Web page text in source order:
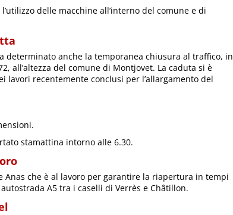
delle macchine all’interno del comune e di
determinato anche la temporanea chiusura al traffico, in
all’altezza del comune di Montjovet. La caduta si è
recentemente conclusi per l’allargamento del
stamattina intorno alle 6.30.
che è al lavoro per garantire la riapertura in tempi
A5 tra i caselli di Verrès e Châtillon.